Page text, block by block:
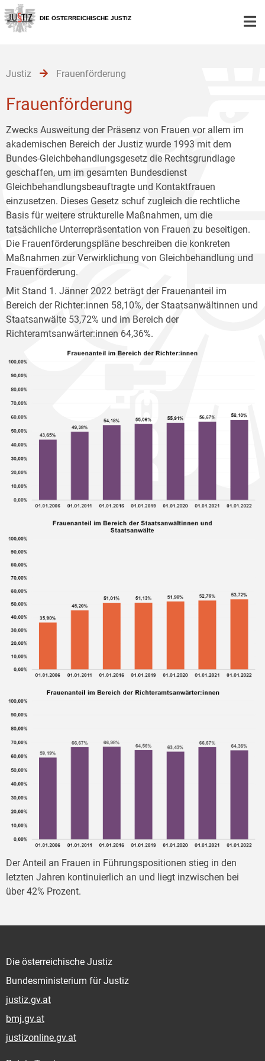
Zur
Hauptnavigation
[1]
Zum
Inhalt
[2]
Zum
Untermenü
[3]
DIE ÖSTERREICHISCHE JUSTIZ
Justiz Frauenförderung
Frauenförderung
Zwecks Ausweitung der Präsenz von Frauen vor allem im
akademischen Bereich der Justiz wurde 1993 mit dem
Bundes-Gleichbehandlungsgesetz die Rechtsgrundlage
geschaffen, um im gesamten Bundesdienst
Gleichbehandlungsbeauftragte und Kontaktfrauen
einzusetzen. Dieses Gesetz schuf zugleich die rechtliche
Basis für weitere strukturelle Maßnahmen, um die
tatsächliche Unterrepräsentation von Frauen zu beseitigen.
Die Frauenförderungspläne beschreiben die konkreten
Maßnahmen zur Verwirklichung von Gleichbehandlung und
Frauenförderung.
Mit Stand 1. Jänner 2022 beträgt der Frauenanteil im
Bereich der Richter:innen 58,10%, der Staatsanwältinnen und
Staatsanwälte 53,72% und im Bereich der
Richteramtsanwärter:innen 64,36%.
Der Anteil an Frauen in Führungspositionen stieg in den
letzten Jahren kontinuierlich an und liegt inzwischen bei
über 42% Prozent.
Die österreichische Justiz
Bundesministerium für Justiz
justiz.gv.at
bmj.gv.at
justizonline.gv.at